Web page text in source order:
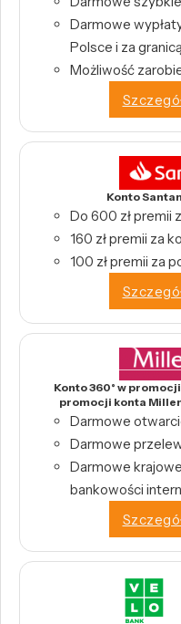
Darmowe
Polsce i za granicą
Możliwość
Konto
Do 600 zł premii
160 zł premii za
100 zł premii za
Konto 360° w
promocji konta
Darmowe
Darmowe
Darmowe
bankowości